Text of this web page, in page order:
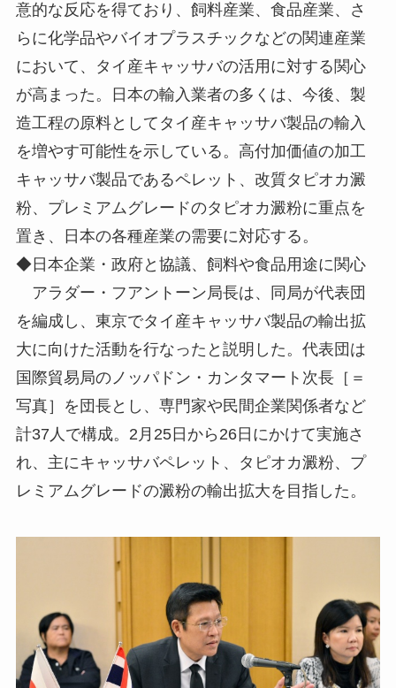
意的な反応を得ており、飼料産業、食品産業、さ
らに化学品やバイオプラスチックなどの関連産業
において、タイ産キャッサバの活用に対する関心
が高まった。日本の輸入業者の多くは、今後、製
造工程の原料としてタイ産キャッサバ製品の輸入
を増やす可能性を示している。高付加価値の加工
キャッサバ製品であるペレット、改質タピオカ澱
粉、プレミアムグレードのタピオカ澱粉に重点を
置き、日本の各種産業の需要に対応する。
◆日本企業・政府と協議、飼料や食品用途に関心
アラダー・フアントーン局長は、同局が代表団
を編成し、東京でタイ産キャッサバ製品の輸出拡
大に向けた活動を行なったと説明した。代表団は
国際貿易局のノッパドン・カンタマート次長［＝
写真］を団長とし、専門家や民間企業関係者など
計37人で構成。2月25日から26日にかけて実施さ
れ、主にキャッサバペレット、タピオカ澱粉、プ
レミアムグレードの澱粉の輸出拡大を目指した。